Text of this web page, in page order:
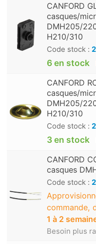
CANFORD
casques/
DMH205/
H210/310
Code stock :
6 en stock
CANFORD
casques/
DMH205/
H210/310
Code stock :
3 en stock
CANFORD
casques
Code stock :
commande,
1 à 2
Besoin plus